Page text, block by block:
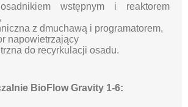
wstępnym i reaktorem
z dmuchawą i programatorem,
napowietrzający
do recyrkulacji osadu.
BioFlow Gravity 1-6: